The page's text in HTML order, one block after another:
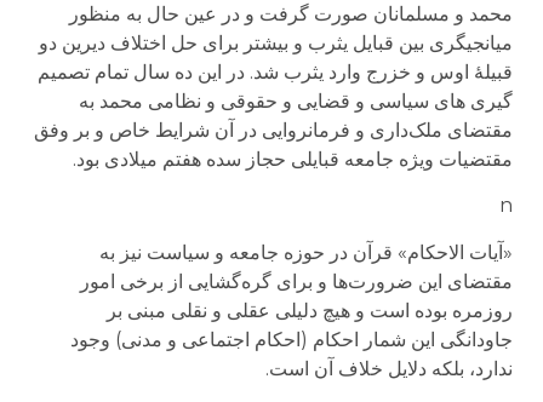
محمد و مسلمانان صورت گرفت و در عین حال به منظور
میانجیگری بین قبایل یثرب و بیشتر برای حل اختلاف دیرین دو
قبیلۀ اوس و خزرج وارد یثرب شد. در این ده سال تمام تصمیم
گیری های سیاسی و قضایی و حقوقی و نظامی محمد به
مقتضای ملک‌داری و فرمانروایی در آن شرایط خاص و بر وفق
مقتضیات ویژه جامعه قبایلی حجاز سده هفتم میلادی بود.
n
«آیات الاحکام» قرآن در حوزه جامعه و سیاست نیز به
مقتضای این ضرورت‌ها و برای گره‌گشایی از برخی امور
روزمره بوده است و هیچ دلیلی عقلی و نقلی مبنی بر
جاودانگی این شمار احکام (احکام اجتماعی و مدنی) وجود
ندارد، بلکه دلایل خلاف آن است.